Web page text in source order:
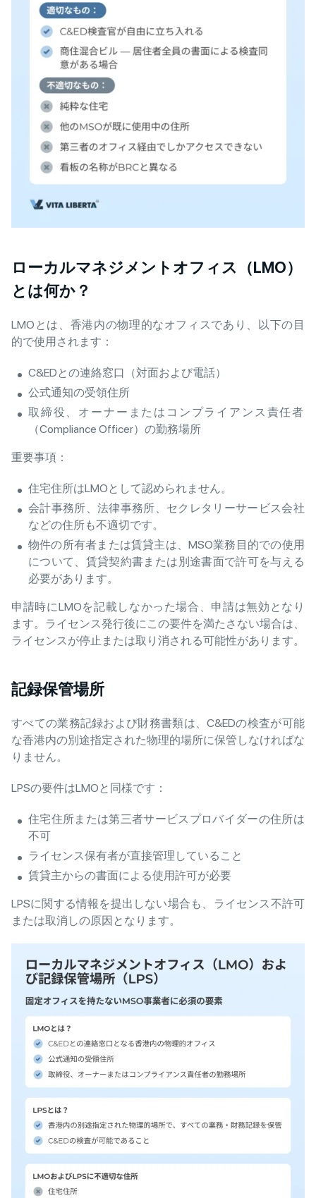
ローカルマネジメントオフィス（LMO）
とは何か？
LMOとは、香港内の物理的なオフィスであり、以下の目
的で使用されます：
C&EDとの連絡窓口（対面および電話）
公式通知の受領住所
取締役、オーナーまたはコンプライアンス責任者
（Compliance Officer）の勤務場所
重要事項：
住宅住所はLMOとして認められません。
会計事務所、法律事務所、セクレタリーサービス会社
などの住所も不適切です。
物件の所有者または賃貸主は、MSO業務目的での使用
について、賃貸契約書または別途書面で許可を与える
必要があります。
申請時にLMOを記載しなかった場合、申請は無効となり
ます。ライセンス発行後にこの要件を満たさない場合は、
ライセンスが停止または取り消される可能性があります。
記録保管場所
すべての業務記録および財務書類は、C&EDの検査が可能
な香港内の別途指定された物理的場所に保管しなければな
りません。
LPSの要件はLMOと同様です：
住宅住所または第三者サービスプロバイダーの住所は
不可
ライセンス保有者が直接管理していること
賃貸主からの書面による使用許可が必要
LPSに関する情報を提出しない場合も、ライセンス不許可
または取消しの原因となります。